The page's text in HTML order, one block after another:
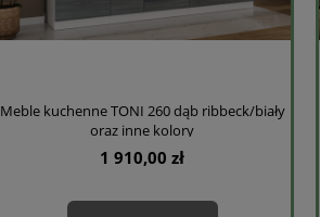
Meble kuchenne TONI 260 dąb ribbeck/biały
oraz inne kolory
1 910,00 zł